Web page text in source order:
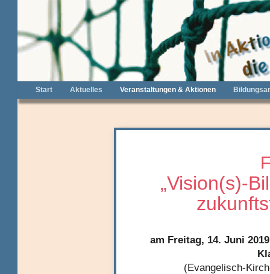
Start Aktuelles Veranstaltungen & Aktionen
„Vision(s)-
am Freitag, 14. Juni
(Evangelisch-